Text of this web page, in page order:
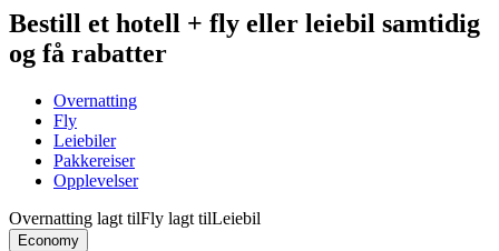
Bestill et hotell + fly eller leiebil samtidig
og få rabatter
Overnatting
Fly
Leiebiler
Pakkereiser
Opplevelser
Overnatting lagt tilFly lagt tilLeiebil
Economy